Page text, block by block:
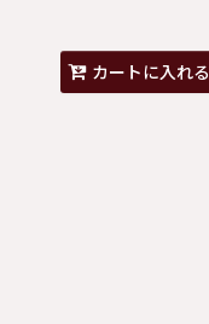
カートに入れる